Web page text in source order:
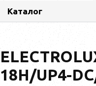
Каталог
18H/UP4-